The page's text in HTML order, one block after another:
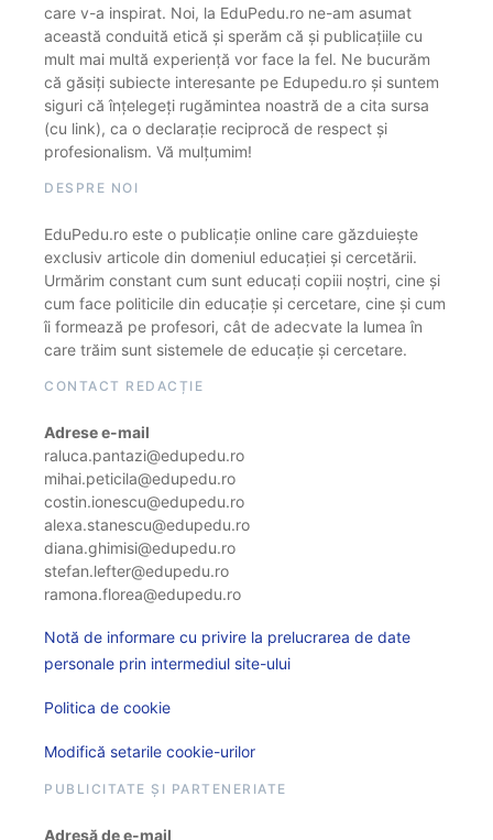
care v-a inspirat. Noi, la EduPedu.ro ne-am asumat
această conduită etică și sperăm că și publicațiile cu
mult mai multă experiență vor face la fel. Ne bucurăm
că găsiți subiecte interesante pe Edupedu.ro și suntem
siguri că înțelegeți rugămintea noastră de a cita sursa
(cu link), ca o declarație reciprocă de respect și
profesionalism. Vă mulțumim!
DESPRE NOI
EduPedu.ro este o publicație online care găzduiește
exclusiv articole din domeniul educației și cercetării.
Urmărim constant cum sunt educați copiii noștri, cine și
cum face politicile din educație și cercetare, cine și cum
îi formează pe profesori, cât de adecvate la lumea în
care trăim sunt sistemele de educație și cercetare.
CONTACT REDACȚIE
Adrese e-mail
raluca.pantazi@edupedu.ro
mihai.peticila@edupedu.ro
costin.ionescu@edupedu.ro
alexa.stanescu@edupedu.ro
diana.ghimisi@edupedu.ro
stefan.lefter@edupedu.ro
ramona.florea@edupedu.ro
Notă de informare cu privire la prelucrarea de date
personale prin intermediul site-ului
Politica de cookie
Modifică setarile cookie-urilor
PUBLICITATE ȘI PARTENERIATE
Adresă de e-mail